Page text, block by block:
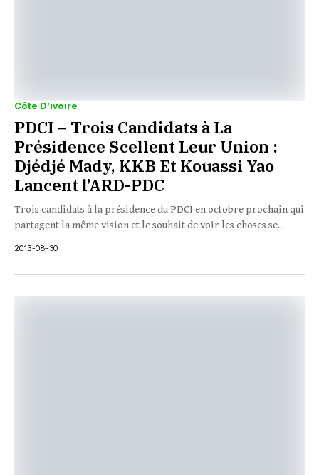
Côte D’ivoire
PDCI – Trois Candidats à La
Présidence Scellent Leur Union :
Djédjé Mady, KKB Et Kouassi Yao
Lancent l’ARD-PDC
Trois candidats à la présidence du PDCI en octobre prochain qui
partagent la même vision et le souhait de voir les choses se...
2013-08-30